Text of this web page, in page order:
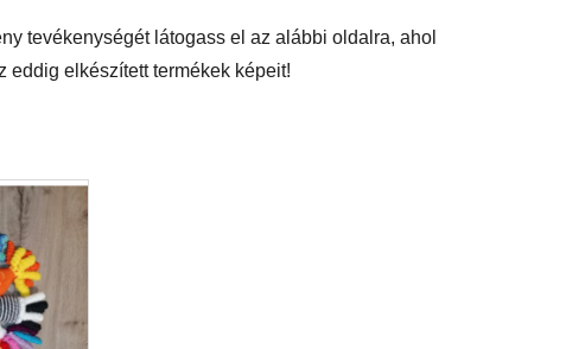
tevékenységét látogass el az alábbi oldalra, ahol
eddig elkészített termékek képeit!